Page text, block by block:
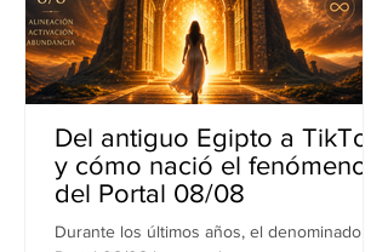
Del antiguo Egipto a TikTok
y cómo nació el fenómeno
del Portal 08/08
Durante los últimos años, el denominado